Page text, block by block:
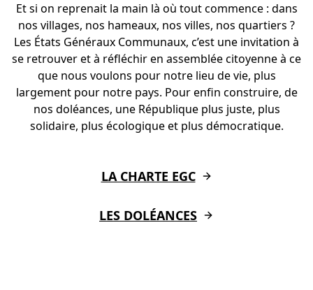
Et si on reprenait la main là où tout commence : dans
nos villages, nos hameaux, nos villes, nos quartiers ?
Les États Généraux Communaux, c’est une invitation à
se retrouver et à réfléchir en assemblée citoyenne à ce
que nous voulons pour notre lieu de vie, plus
largement pour notre pays. Pour enfin construire, de
nos doléances, une République plus juste, plus
solidaire, plus écologique et plus démocratique.
LA CHARTE EGC
LES DOLÉANCES